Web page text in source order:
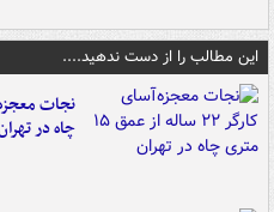
این مطالب را از دست ندهید....
چاه در